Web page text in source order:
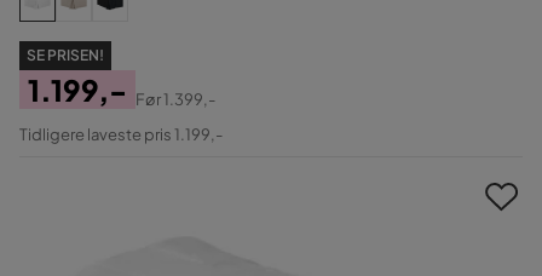
SE PRISEN!
Pris
1.199,-
Original
Før1.399,-
Tidligere laveste pris 1.199,-